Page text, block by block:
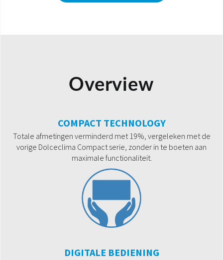
Overview
COMPACT TECHNOLOGY
Totale afmetingen verminderd met 19%, vergeleken met de
vorige Dolceclima Compact serie, zonder in te boeten aan
maximale functionaliteit.
DIGITALE BEDIENING